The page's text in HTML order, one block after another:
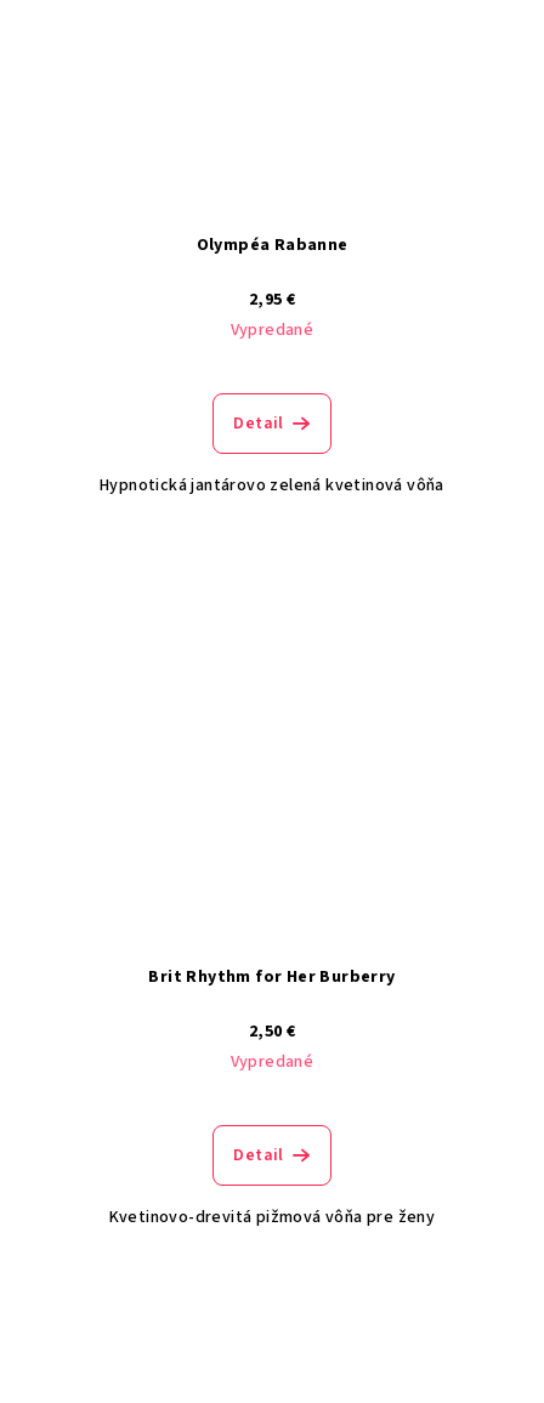
Olympéa Rabanne
2,95 €
Vypredané
Detail
Hypnotická jantárovo zelená kvetinová vôňa
Brit Rhythm for Her Burberry
2,50 €
Vypredané
Detail
Kvetinovo-drevitá pižmová vôňa pre ženy